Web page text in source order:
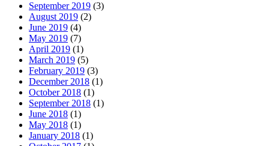
September 2019 (3)
August 2019 (2)
June 2019 (4)
May 2019 (7)
April 2019 (1)
March 2019 (5)
February 2019 (3)
December 2018 (1)
October 2018 (1)
September 2018 (1)
June 2018 (1)
May 2018 (1)
January 2018 (1)